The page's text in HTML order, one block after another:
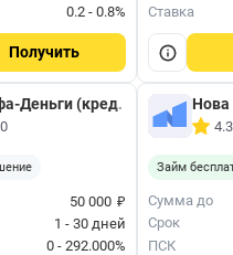
0.2 - 0.8%
Получить
Ставка
Деньги (кред. лимит)
50 000 ₽
1 - 30 дней
0 - 292.000%
Нова
4.3
Займ
Сумма до
Срок
ПСК